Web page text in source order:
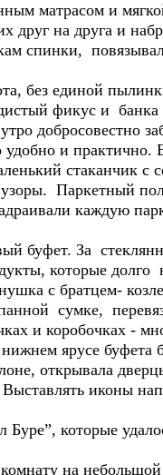
матрасом и
друг на друга и
спинки,
без единой
фикус и
добросовестно
и практично.
стаканчик
Паркетный
каждую
буфет. За
которые
с братцем-
сумке,
и коробочках -
ярусе
открывала
иконы
которые
на